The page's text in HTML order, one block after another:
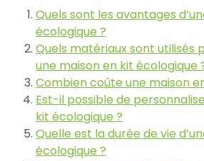
Quels sont les avantages
écologique ?
Quels matériaux sont utilisés
une maison en kit écologique
Combien coûte une maison
Est-il possible de
kit écologique ?
Quelle est la durée de vie
écologique ?